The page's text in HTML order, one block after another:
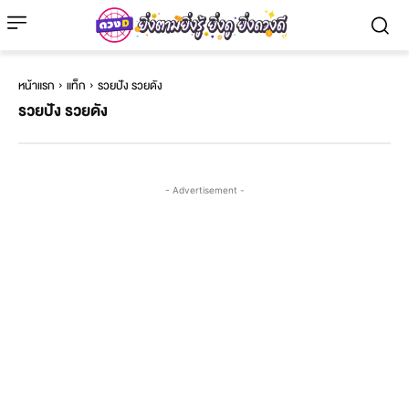
หน้าแรก แท็ก รวยปัง รวยดัง
รวยปัง รวยดัง
- Advertisement -